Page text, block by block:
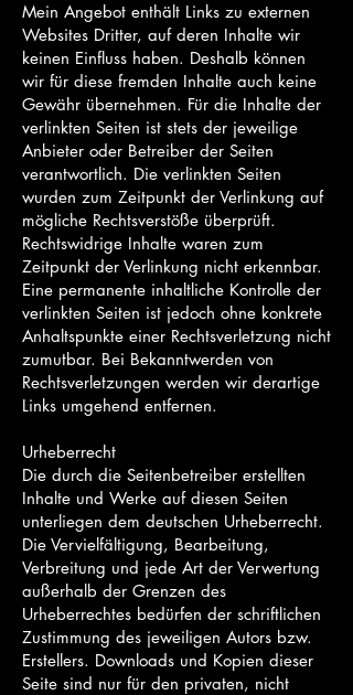
Mein Angebot enthält Links zu externen
Websites Dritter, auf deren Inhalte wir
keinen Einfluss haben. Deshalb können
wir für diese fremden Inhalte auch keine
Gewähr übernehmen. Für die Inhalte der
verlinkten Seiten ist stets der jeweilige
Anbieter oder Betreiber der Seiten
verantwortlich. Die verlinkten Seiten
wurden zum Zeitpunkt der Verlinkung auf
mögliche Rechtsverstöße überprüft.
Rechtswidrige Inhalte waren zum
Zeitpunkt der Verlinkung nicht erkennbar.
Eine permanente inhaltliche Kontrolle der
verlinkten Seiten ist jedoch ohne konkrete
Anhaltspunkte einer Rechtsverletzung nicht
zumutbar. Bei Bekanntwerden von
Rechtsverletzungen werden wir derartige
Links umgehend entfernen.
Urheberrecht
Die durch die Seitenbetreiber erstellten
Inhalte und Werke auf diesen Seiten
unterliegen dem deutschen Urheberrecht.
Die Vervielfältigung, Bearbeitung,
Verbreitung und jede Art der Verwertung
außerhalb der Grenzen des
Urheberrechtes bedürfen der schriftlichen
Zustimmung des jeweiligen Autors bzw.
Erstellers. Downloads und Kopien dieser
Seite sind nur für den privaten, nicht